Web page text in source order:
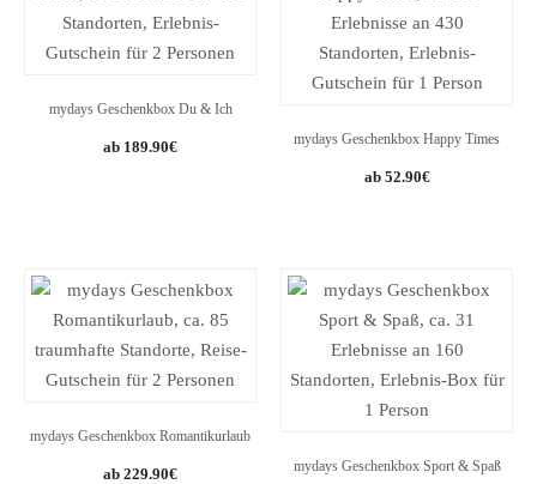
mydays Geschenkbox Du & Ich
189.90€ mydays Geschenkbox Happy Times
52.90€
mydays Geschenkbox Romantikurlaub
229.90€ mydays Geschenkbox Sport & Spaß